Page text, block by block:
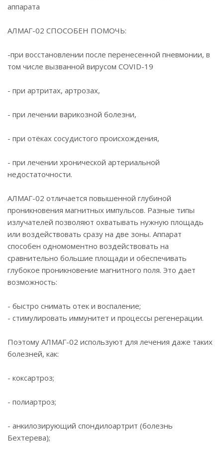
аппарата
АЛМАГ-02 СПОСОБЕН ПОМОЧЬ:
-при восстановлении после перенесенной пневмонии, в
том числе вызванной вирусом COVID-19
- при артритах, артрозах,
- при лечении варикозной болезни,
- при отёках сосудистого происхождения,
- при лечении хронической артериальной
недостаточности.
АЛМАГ-02 отличается повышенной глубиной
проникновения магнитных импульсов. Разные типы
излучателей позволяют охватывать нужную площадь
или воздействовать сразу на две зоны. Аппарат
способен одномоментно воздействовать на
сравнительно большие площади и обеспечивать
глубокое проникновение магнитного поля. Это дает
возможность:
- быстро снимать отек и воспаление;
- стимулировать иммунитет и процессы регенерации.
Поэтому АЛМАГ-02 используют для лечения даже таких
болезней, как:
- коксартроз;
- полиартроз;
- анкилозирующий спондилоартрит (болезнь
Бехтерева);